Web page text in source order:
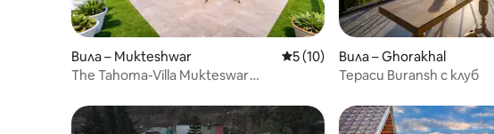
Вила – Mukteshwar Средна оценка: 5 от 5, 10 отзива
5 (10)
The Tahoma-Villa Mukteswar
Вила – Ghorakhal
Тераси Buransh с клуб